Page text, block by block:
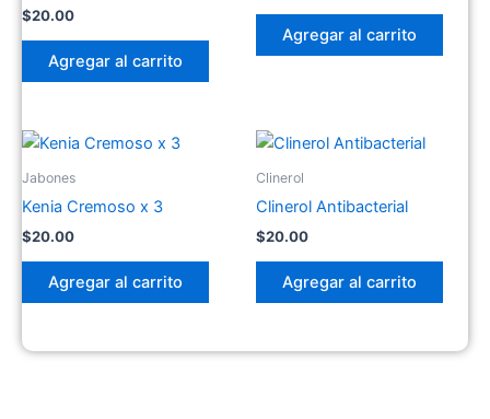
$20.00
Agregar al carrito
Agregar al carrito
Jabones
Kenia Cremoso x 3
$20.00
Agregar al carrito
Clinerol
Clinerol Antibacterial
$20.00
Agregar al carrito